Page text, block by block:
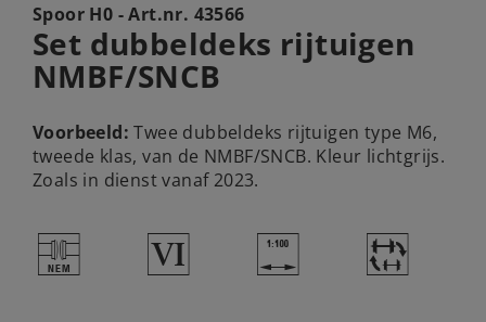
Spoor H0 - Art.nr. 43566
Set dubbeldeks rijtuigen
NMBF/SNCB
Voorbeeld: Twee dubbeldeks rijtuigen type M6,
tweede klas, van de NMBF/SNCB. Kleur lichtgrijs.
Zoals in dienst vanaf 2023.
U 8 { ~